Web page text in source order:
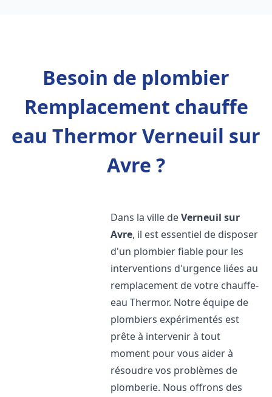
Besoin de plombier
Remplacement chauffe
eau Thermor Verneuil sur
Avre ?
Dans la ville deVerneuil sur
Avre, il est essentiel de disposer
d'un plombier fiable pour les
interventions d'urgence liées au
remplacement de votre chauffe-
eau Thermor. Notre équipe de
plombiers expérimentés est
prête à intervenir à tout
moment pour vous aider à
résoudre vos problèmes de
plomberie. Nous offrons des